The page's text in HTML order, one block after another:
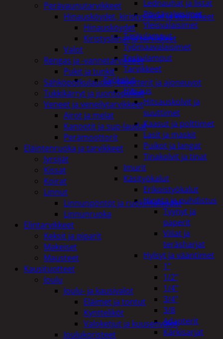
Lednauhat ja listat
Pöytävalaisimet
Yleisvalaisimet
Taskulamput
Työmaavalaisimet
Taskulamput
Tarvikkeet
Työkalut
Hitsaus
Hitsauskolvit ja
suuttimet
Kaasut ja polttimet
Lasit ja maskit
Puikot ja langat
Tinakolvit ja tinat
Imurit
Käsityökalut
Erikoistyökalut
Hionta ja puhdistus
Tyynyt ja
paperit
Viilat ja
teräsharjat
Hylsyt ja vääntimet
1"
1/2"
1/4"
3/4"
3/8
Adapterit
Kärkisarjat
Perävaunutarvikkeet
Hinausköydet, kiristysliinat ja kiinnikkeet
Hinausköydet
Kiristysliinat ja tarvikkeet
Valot
Rengas ja -vannetarvikkeet
Pukit ja tunkit
Sähköpotkulaudat, skootterit ja ajoneuvot
Tukkikärryt ja juontopulkat
Veneet ja veneilytarvikkeet
Airot ja melat
Kanootit ja sup-laudat
Perämoottorit
Eläintenruoka ja tarvikkeet
Jyrsijät
Kissat
Koirat
Linnut
Linnunpöntöt ja ruokintalaudat
Linnunruoka
Elintarvikkeet
Keksit ja piparit
Makeiset
Mausteet
Kausituotteet
Joulu
Joulu- ja kausivalot
Eläimet ja tontut
Kyntteliköt
Valoketjut ja kuusenvalot
Joulukoristeet